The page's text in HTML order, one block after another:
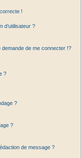
!
d’utilisateur ?
demande de me connecter !?
?
?
?
de message ?